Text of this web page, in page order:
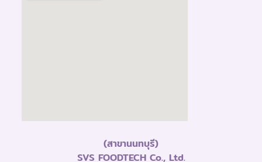
(สาขานนทบุรี)
SVS FOODTECH Co., Ltd.